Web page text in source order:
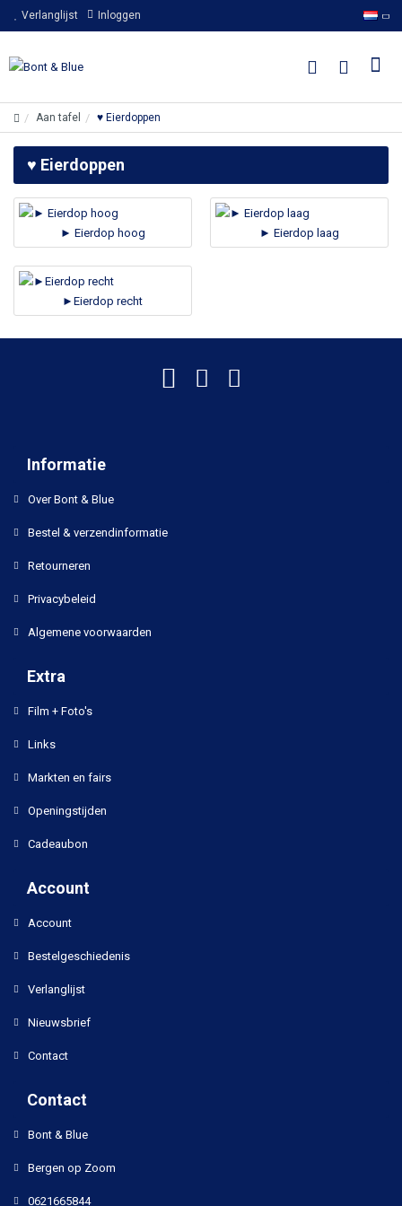
Verlanglijst Inloggen
Aan tafel ♥ Eierdoppen
♥ Eierdoppen
► Eierdop hoog ► Eierdop laag
►Eierdop recht
Informatie
Over Bont & Blue
Bestel & verzendinformatie
Retourneren
Privacybeleid
Algemene voorwaarden
Extra
Film + Foto's
Links
Markten en fairs
Openingstijden
Cadeaubon
Account
Account
Bestelgeschiedenis
Verlanglijst
Nieuwsbrief
Contact
Contact
Bont & Blue
Bergen op Zoom
0621665844